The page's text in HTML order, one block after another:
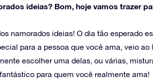
ideias? Bom, hoje vamos trazer
namorados ideias! O dia tão esperado
para a pessoa que você ama, veio
escolher uma delas, ou várias,
para quem você realmente ama!